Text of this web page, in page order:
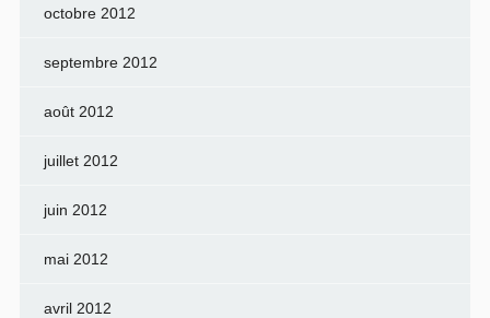
octobre 2012
septembre 2012
août 2012
juillet 2012
juin 2012
mai 2012
avril 2012